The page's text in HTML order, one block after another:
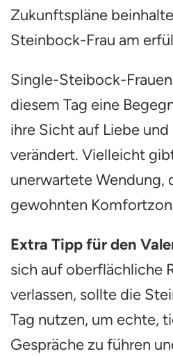
Zukunftspläne
Steinbock-Frau am
Single-Steibock-
diesem Tag eine
ihre Sicht auf Liebe
verändert. Vielleicht
unerwartete Wendung,
gewohnten
Extra Tipp für den
sich auf oberflächliche
verlassen, sollte die
Tag nutzen, um echte,
Gespräche zu führen